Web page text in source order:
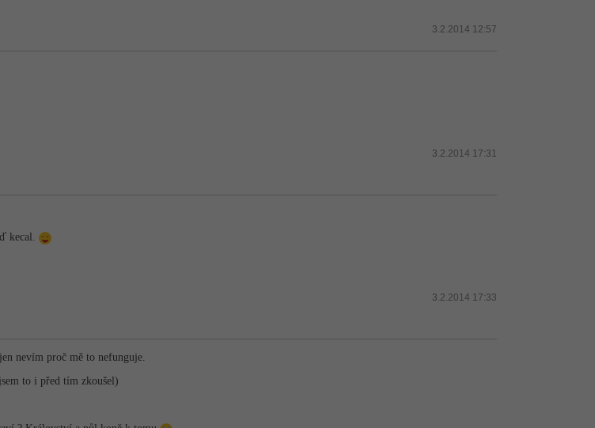
3.2.2014 12:57
3.2.2014 17:31
kecal.
3.2.2014 17:33
nevím proč mě to nefunguje.
to i před tím zkoušel)